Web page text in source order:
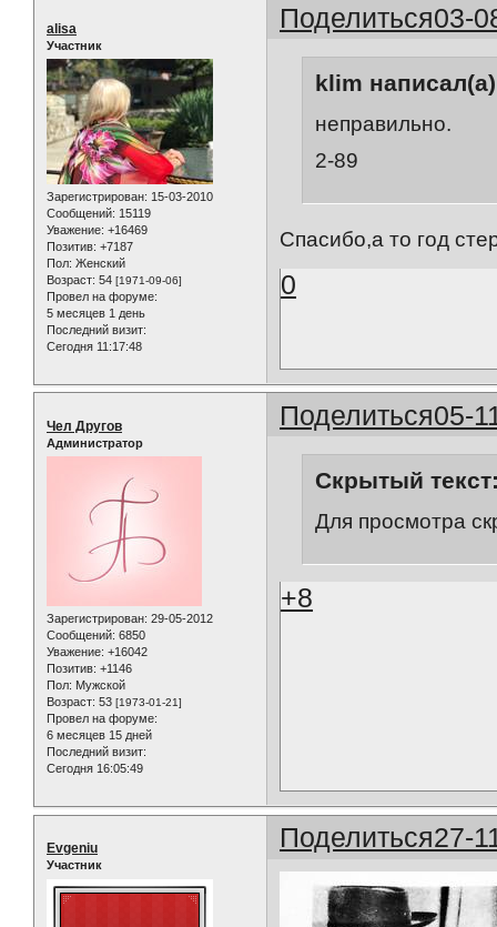
Поделиться03-
alisa
Участник
Зарегистрирован: 15-03-2010
Сообщений: 15119
Уважение: +16469
Позитив: +7187
Пол: Женский
Возраст: 54 [1971-09-06]
Провел на форуме:
5 месяцев 1 день
Последний визит:
Сегодня 11:17:48
klim
неправильно.
2-89
Спасибо,а то год
0
Поделиться05-
Чел Другов
Администратор
Зарегистрирован: 29-05-2012
Сообщений: 6850
Уважение: +16042
Позитив: +1146
Пол: Мужской
Возраст: 53 [1973-01-21]
Провел на форуме:
6 месяцев 15 дней
Последний визит:
Сегодня 16:05:49
Скрытый
Для просмотра
+8
Поделиться27-
Evgeniu
Участник